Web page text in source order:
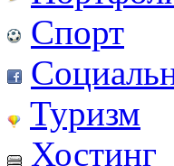
Спорт
Туризм
Хостинг